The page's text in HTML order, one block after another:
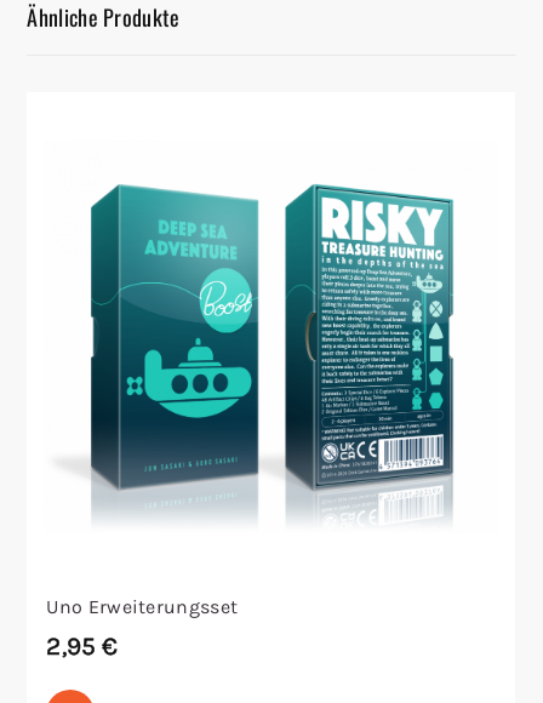
Ähnliche Produkte
Uno Erweiterungsset
2,95 €